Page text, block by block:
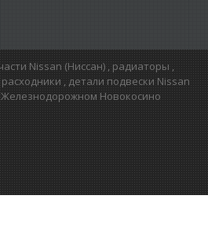
Nissan (Ниссан) , радиаторы ,
, детали подвески Nissan
Новокосино